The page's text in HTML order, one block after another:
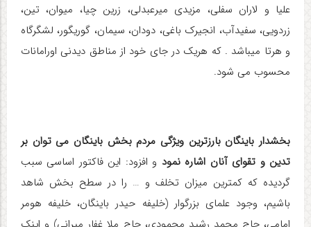
علیا و لاران سفلی، مزیدی میرعبدلی، زرین چیا، میوان، تین،
زردویی، سفیدآب، انجیرک باغی، دودان، سیمان، گوریگور، لشگرگاه
و هرتا میباشد . که هریک در جای خود از مناطق دیدنی اورامانات
محسوب می شود.
بخشدار باینگان بارزترین ویژگی مردم بخش باینگان می توان بر
تدین و تقوای آنان اشاره نمود و افزود: این فاکتور اساسی سبب
گردیده که کمترین میزان تخلف و … را در سطح بخش شاهد
باشیم، وجود علمای بزرگوار (خلیفه حیدر باینگان، خلیفه هومر